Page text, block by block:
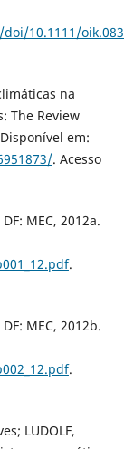
10.1111/
na
The Review
em:
. Acesso
MEC, 2012a.
.
MEC, 2012b.
.
LUDOLF,